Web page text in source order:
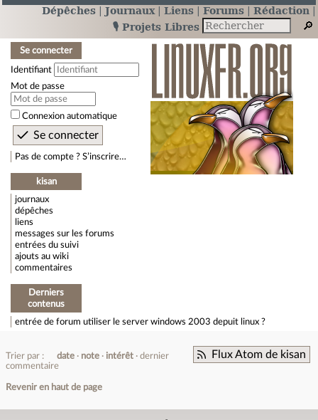
Dépêches Journaux Liens Forums
Rédaction
🎙️ Projets Libres
Se connecter
Identifiant
Mot de passe
Connexion automatique
Pas de compte ? S’inscrire…
kisan
journaux
dépêches
liens
messages sur les forums
entrées du suivi
ajouts au wiki
commentaires
Derniers
contenus
entrée de forum utiliser le server windows 2003 depuit linux ?
Flux Atom de kisan
Trier par : date note intérêt
dernier
commentaire
Revenir en haut de page